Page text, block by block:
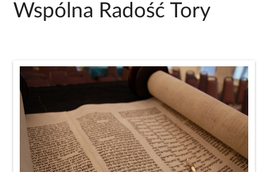
Wspólna Radość Tory